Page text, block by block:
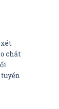
xét
chất